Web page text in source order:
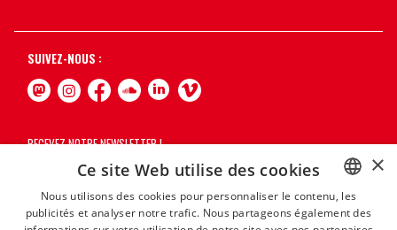
SUIVEZ-NOUS :
RECEVEZ NOTRE NEWSLETTER !
BASQUE
×
Ce site Web utilise des cookies
Nous utilisons des cookies pour personnaliser le contenu, les
publicités et analyser notre trafic. Nous partageons également des